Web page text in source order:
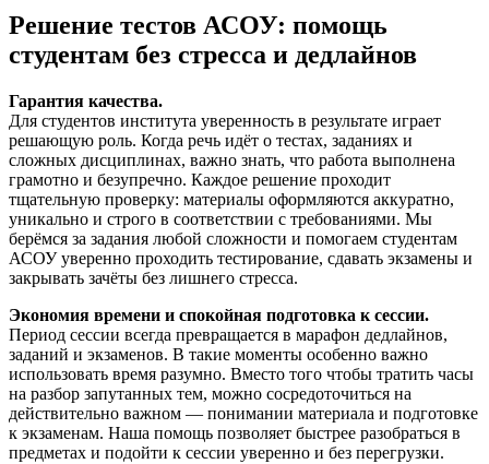
Решение тестов АСОУ: помощь
студентам без стресса и дедлайнов
Гарантия качества.
Для студентов института уверенность в результате играет
решающую роль. Когда речь идёт о тестах, заданиях и
сложных дисциплинах, важно знать, что работа выполнена
грамотно и безупречно. Каждое решение проходит
тщательную проверку: материалы оформляются аккуратно,
уникально и строго в соответствии с требованиями. Мы
берёмся за задания любой сложности и помогаем студентам
АСОУ уверенно проходить тестирование, сдавать экзамены и
закрывать зачёты без лишнего стресса.
Экономия времени и спокойная подготовка к сессии.
Период сессии всегда превращается в марафон дедлайнов,
заданий и экзаменов. В такие моменты особенно важно
использовать время разумно. Вместо того чтобы тратить часы
на разбор запутанных тем, можно сосредоточиться на
действительно важном — понимании материала и подготовке
к экзаменам. Наша помощь позволяет быстрее разобраться в
предметах и подойти к сессии уверенно и без перегрузки.